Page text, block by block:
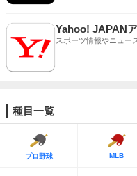
Yahoo! JAPAN
スポーツ情報やニュー
種目一覧
プロ野球 MLB